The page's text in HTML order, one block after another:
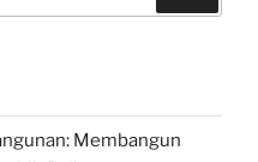
Membangun